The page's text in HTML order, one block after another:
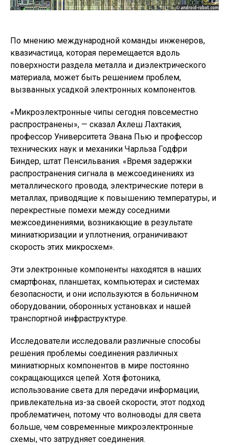
По мнению международной команды инженеров,
квазичастица, которая перемещается вдоль
поверхности раздела металла и диэлектрического
материала, может быть решением проблем,
вызванных усадкой электронных компонентов.
«Микроэлектронные чипы сегодня повсеместно
распространены», — сказал Ахлеш Лахтакия,
профессор Университета Эвана Пью и профессор
технических наук и механики Чарльза Годфри
Биндер, штат Пенсильвания. «Время задержки
распространения сигнала в межсоединениях из
металлического провода, электрические потери в
металлах, приводящие к повышению температуры, и
перекрестные помехи между соседними
межсоединениями, возникающие в результате
миниатюризации и уплотнения, ограничивают
скорость этих микросхем».
Эти электронные компоненты находятся в наших
смартфонах, планшетах, компьютерах и системах
безопасности, и они используются в больничном
оборудовании, оборонных установках и нашей
транспортной инфраструктуре.
Исследователи исследовали различные способы
решения проблемы соединения различных
миниатюрных компонентов в мире постоянно
сокращающихся цепей. Хотя фотоника,
использование света для передачи информации,
привлекательна из-за своей скорости, этот подход
проблематичен, потому что волноводы для света
больше, чем современные микроэлектронные
схемы, что затрудняет соединения.